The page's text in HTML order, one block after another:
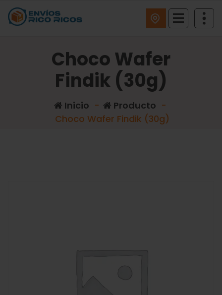
Choco Wafer
Findik (30g)
Inicio - Producto -
Choco Wafer Findik (30g)